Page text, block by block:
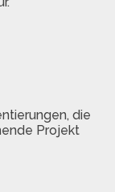
die
Projekt